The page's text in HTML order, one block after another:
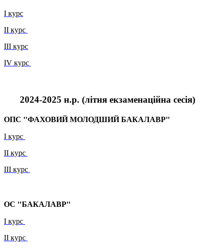
І курс
ІІ курс
ІІІ курс
IV курс
2024-2025 н.р. (літня екзаменаційна сесія)
ОПС "ФАХОВИЙ МОЛОДШИЙ БАКАЛАВР"
I курс
ІІ курс
ІІІ курс
ОС "БАКАЛАВР"
І курс
ІІ курс